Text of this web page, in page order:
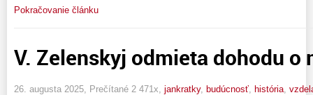
Pokračovanie článku
V. Zelenskyj odmieta dohodu o
26. augusta 2025, Prečítané 2 471x, jankratky, budúcnosť história